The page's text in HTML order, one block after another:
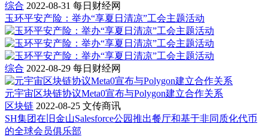
综合 2022-08-31 每日财经网
玉环平安产险：举办“享夏日清凉”工会主题活动
综合 2022-08-29 每日财经网
元宇宙区块链协议Meta0宣布与Polygon建立合作关系
区块链 2022-08-25 文传商讯
SH集团在旧金山Salesforce公园推出餐厅和基于非同质化代币
的全球会员俱乐部